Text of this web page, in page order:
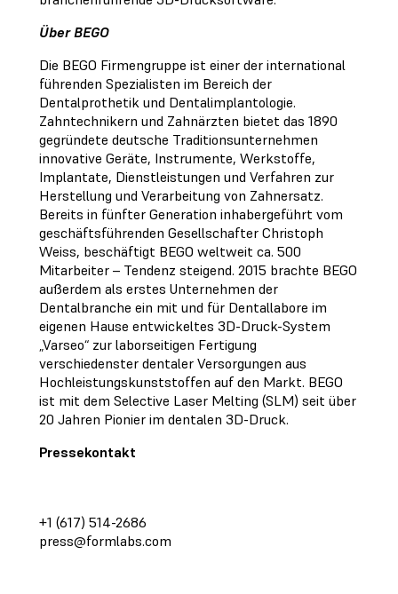
Über BEGO
Die BEGO Firmengruppe ist einer der international
führenden Spezialisten im Bereich der
Dentalprothetik und Dentalimplantologie.
Zahntechnikern und Zahnärzten bietet das 1890
gegründete deutsche Traditionsunternehmen
innovative Geräte, Instrumente, Werkstoffe,
Implantate, Dienstleistungen und Verfahren zur
Herstellung und Verarbeitung von Zahnersatz.
Bereits in fünfter Generation inhabergeführt vom
geschäftsführenden Gesellschafter Christoph
Weiss, beschäftigt BEGO weltweit ca. 500
Mitarbeiter – Tendenz steigend. 2015 brachte BEGO
außerdem als erstes Unternehmen der
Dentalbranche ein mit und für Dentallabore im
eigenen Hause entwickeltes 3D-Druck-System
„Varseo“ zur laborseitigen Fertigung
verschiedenster dentaler Versorgungen aus
Hochleistungskunststoffen auf den Markt. BEGO
ist mit dem Selective Laser Melting (SLM) seit über
20 Jahren Pionier im dentalen 3D-Druck.
Pressekontakt
+1 (617) 514-2686
press@formlabs.com